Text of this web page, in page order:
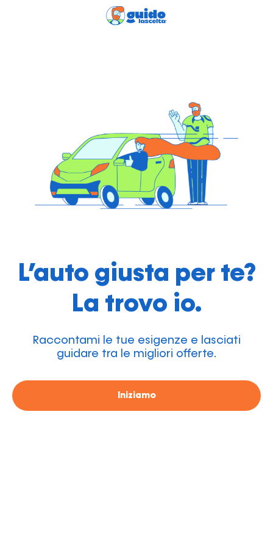
L’auto giusta per te?
La trovo io.
Raccontami le tue esigenze e lasciati
guidare tra le migliori offerte.
Iniziamo